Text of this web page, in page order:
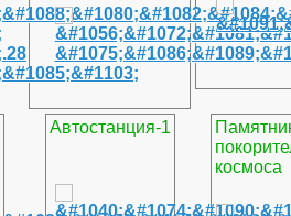
Автостанция-1
космоса